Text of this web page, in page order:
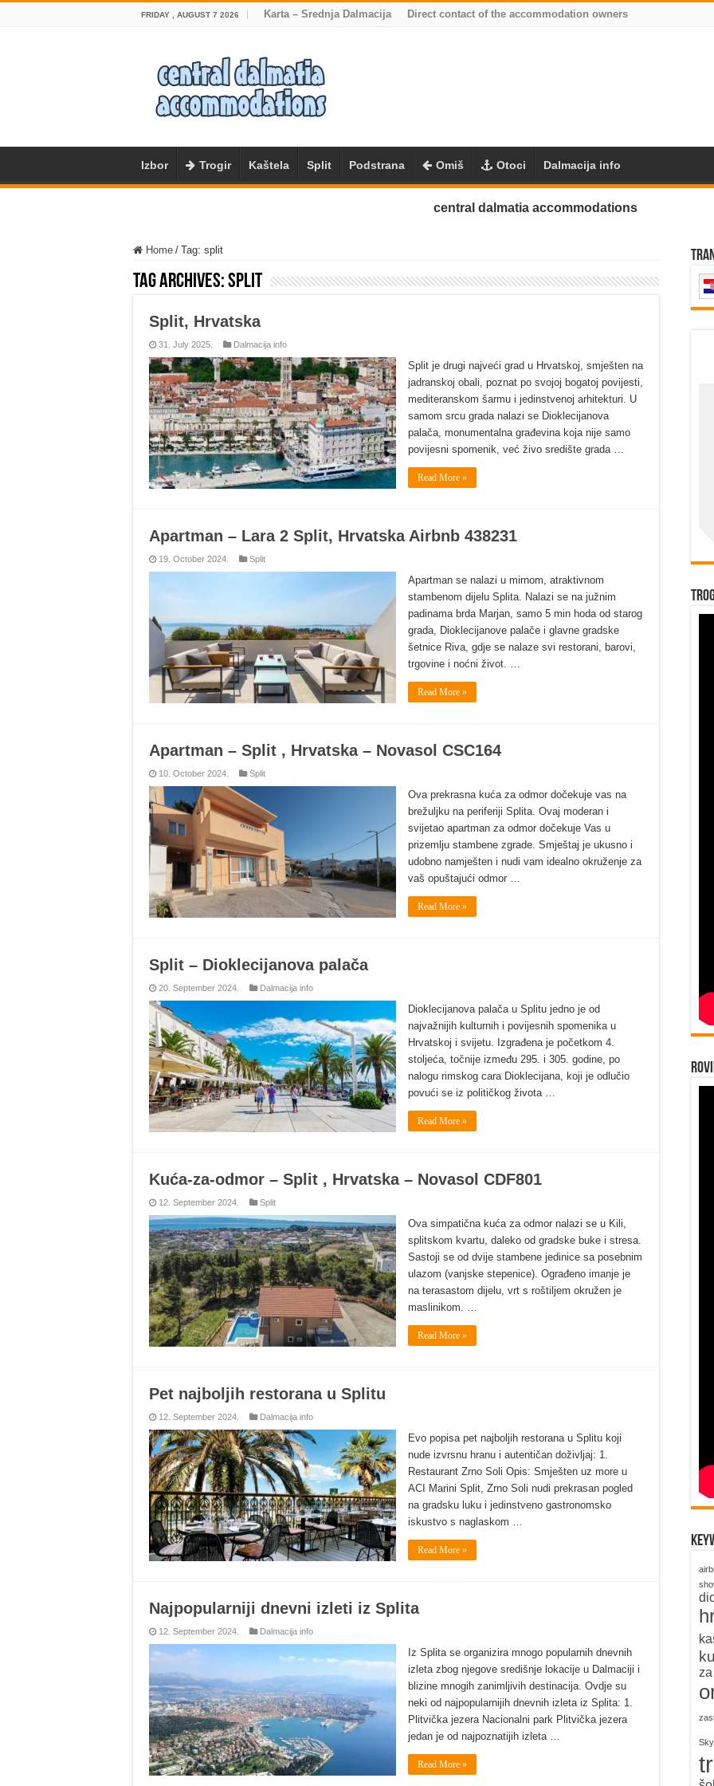
FRIDAY , AUGUST 7 2026 Karta – Srednja Dalmacija Direct contact of the accommodation owners
Izbor Trogir Kaštela Split Podstrana Omiš Otoci Dalmacija info
central dalmatia accommodations
Home / Tag: split
Tag Archives:split
Split, Hrvatska
31. July 2025. Dalmacija info
Split je drugi najveći grad u Hrvatskoj, smješten na
jadranskoj obali, poznat po svojoj bogatoj povijesti,
mediteranskom šarmu i jedinstvenoj arhitekturi. U
samom srcu grada nalazi se Dioklecijanova
palača, monumentalna građevina koja nije samo
povijesni spomenik, već živo središte grada …
Read More »
Apartman – Lara 2 Split, Hrvatska Airbnb 438231
19. October 2024. Split
Apartman se nalazi u mirnom, atraktivnom
stambenom dijelu Splita. Nalazi se na južnim
padinama brda Marjan, samo 5 min hoda od starog
grada, Dioklecijanove palače i glavne gradske
šetnice Riva, gdje se nalaze svi restorani, barovi,
trgovine i noćni život. …
Read More »
Apartman – Split , Hrvatska – Novasol CSC164
10. October 2024. Split
Ova prekrasna kuća za odmor dočekuje vas na
brežuljku na periferiji Splita. Ovaj moderan i
svijetao apartman za odmor dočekuje Vas u
prizemlju stambene zgrade. Smještaj je ukusno i
udobno namješten i nudi vam idealno okruženje za
vaš opuštajući odmor …
Read More »
Split – Dioklecijanova palača
20. September 2024. Dalmacija info
Dioklecijanova palača u Splitu jedno je od
najvažnijih kulturnih i povijesnih spomenika u
Hrvatskoj i svijetu. Izgrađena je početkom 4.
stoljeća, točnije između 295. i 305. godine, po
nalogu rimskog cara Dioklecijana, koji je odlučio
povući se iz političkog života …
Read More »
Kuća-za-odmor – Split , Hrvatska – Novasol CDF801
12. September 2024. Split
Ova simpatična kuća za odmor nalazi se u Kili,
splitskom kvartu, daleko od gradske buke i stresa.
Sastoji se od dvije stambene jedinice sa posebnim
ulazom (vanjske stepenice). Ograđeno imanje je
na terasastom dijelu, vrt s roštiljem okružen je
maslinikom. …
Read More »
Pet najboljih restorana u Splitu
12. September 2024. Dalmacija info
Evo popisa pet najboljih restorana u Splitu koji
nude izvrsnu hranu i autentičan doživljaj: 1.
Restaurant Zrno Soli Opis: Smješten uz more u
ACI Marini Split, Zrno Soli nudi prekrasan pogled
na gradsku luku i jedinstveno gastronomsko
iskustvo s naglaskom …
Read More »
Najpopularniji dnevni izleti iz Splita
12. September 2024. Dalmacija info
Iz Splita se organizira mnogo popularnih dnevnih
izleta zbog njegove središnje lokacije u Dalmaciji i
blizine mnogih zanimljivih destinacija. Ovdje su
neki od najpopularnijih dnevnih izleta iz Splita: 1.
Plitvička jezera Nacionalni park Plitvička jezera
jedan je od najpoznatijih izleta …
Read More »